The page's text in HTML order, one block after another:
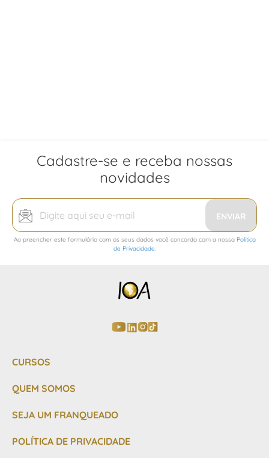
Cadastre-se e receba nossas
novidades
Inscreva-
se
na
nossa
Ao preencher este formulário com os seus dados você concorda com a nossa Política
de Privacidade.
ENVIAR
CURSOS
QUEM SOMOS
SEJA UM FRANQUEADO
POLÍTICA DE PRIVACIDADE